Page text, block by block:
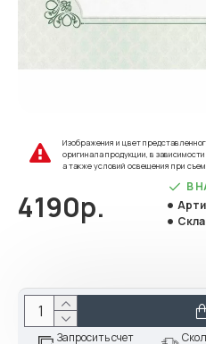
Изображения и цвет
оригинала продукции, в
а также условий освещения при
4190р.
В
Запросить счет